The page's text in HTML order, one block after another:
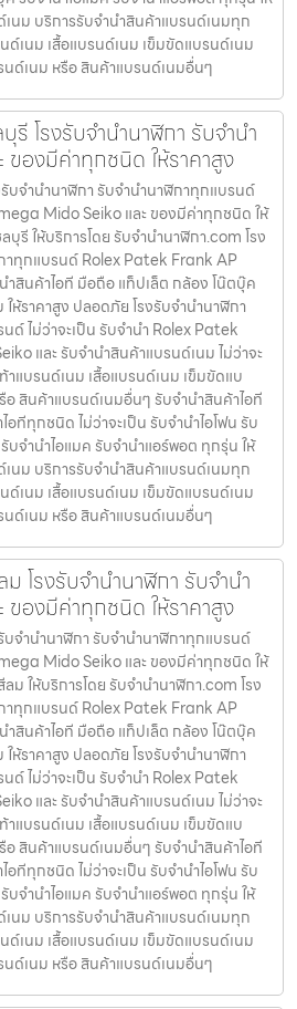
นม บริการรับจำนำสินค้าแบรนด์เนมทุก
ด์เนม เสื้อแบรนด์เนม เข็มขัดแบรนด์เนม
ด์เนม หรือ สินค้าแบรนด์เนมอื่นๆ
รี โรงรับจำนำนาฬิกา รับจำนำ
องมีค่าทุกชนิด ให้ราคาสูง
บจำนำนาฬิกา รับจำนำนาฬิกาทุกแบรนด์
Mido Seiko และ ของมีค่าทุกชนิด ให้
บุรี ให้บริการโดย รับจํานํานาฬิกา.com โรง
าทุกแบรนด์ Rolex Patek Frank AP
สินค้าไอที มือถือ แท็ปเล็ต กล้อง โน๊ตบุ๊ค
ห้ราคาสูง ปลอดภัย โรงรับจำนำนาฬิกา
ด์ ไม่ว่าจะเป็น รับจำนำ Rolex Patek
และ รับจำนำสินค้าแบรนด์เนม ไม่ว่าจะ
าแบรนด์เนม เสื้อแบรนด์เนม เข็มขัดแบ
สินค้าแบรนด์เนมอื่นๆ รับจำนำสินค้าไอที
ทีทุกชนิด ไม่ว่าจะเป็น รับจำนำไอโฟน รับ
บจำนำไอแมค รับจำนำแอร์พอต ทุกรุ่น ให้
นม บริการรับจำนำสินค้าแบรนด์เนมทุก
ด์เนม เสื้อแบรนด์เนม เข็มขัดแบรนด์เนม
ด์เนม หรือ สินค้าแบรนด์เนมอื่นๆ
โรงรับจำนำนาฬิกา รับจำนำ
องมีค่าทุกชนิด ให้ราคาสูง
บจำนำนาฬิกา รับจำนำนาฬิกาทุกแบรนด์
Mido Seiko และ ของมีค่าทุกชนิด ให้
ม ให้บริการโดย รับจํานํานาฬิกา.com โรง
าทุกแบรนด์ Rolex Patek Frank AP
สินค้าไอที มือถือ แท็ปเล็ต กล้อง โน๊ตบุ๊ค
ห้ราคาสูง ปลอดภัย โรงรับจำนำนาฬิกา
ด์ ไม่ว่าจะเป็น รับจำนำ Rolex Patek
และ รับจำนำสินค้าแบรนด์เนม ไม่ว่าจะ
าแบรนด์เนม เสื้อแบรนด์เนม เข็มขัดแบ
สินค้าแบรนด์เนมอื่นๆ รับจำนำสินค้าไอที
ทีทุกชนิด ไม่ว่าจะเป็น รับจำนำไอโฟน รับ
บจำนำไอแมค รับจำนำแอร์พอต ทุกรุ่น ให้
นม บริการรับจำนำสินค้าแบรนด์เนมทุก
ด์เนม เสื้อแบรนด์เนม เข็มขัดแบรนด์เนม
ด์เนม หรือ สินค้าแบรนด์เนมอื่นๆ